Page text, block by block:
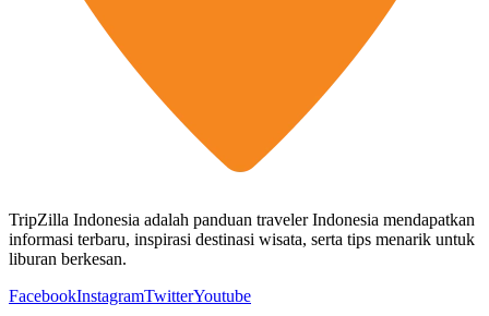
TripZilla Indonesia adalah panduan traveler Indonesia mendapatkan
informasi terbaru, inspirasi destinasi wisata, serta tips menarik untuk
liburan berkesan.
FacebookInstagramTwitterYoutube